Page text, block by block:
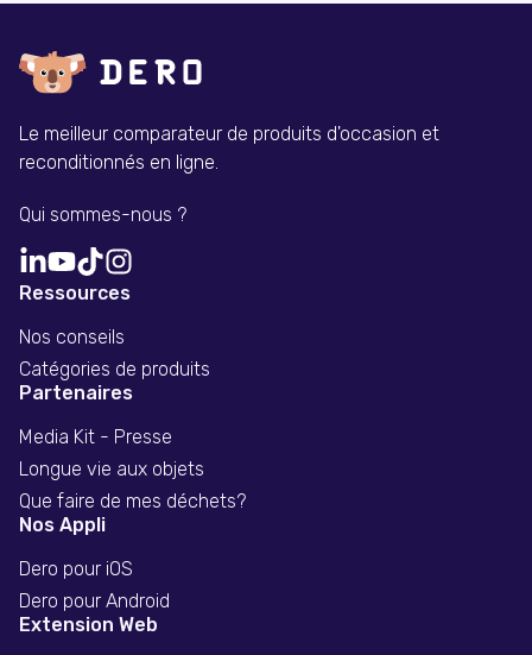
Le meilleur comparateur de produits d'occasion et
reconditionnés en ligne.
Qui sommes-nous ?
Ressources
Nos conseils
Catégories de produits
Partenaires
Media Kit - Presse
Longue vie aux objets
Que faire de mes déchets?
Nos Appli
Dero pour iOS
Dero pour Android
Extension Web